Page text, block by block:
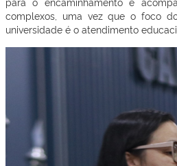
complexos, uma vez que o foco
universidade é o atendimento